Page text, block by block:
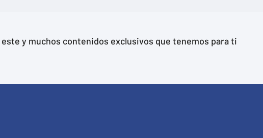
y muchos contenidos exclusivos que tenemos para ti